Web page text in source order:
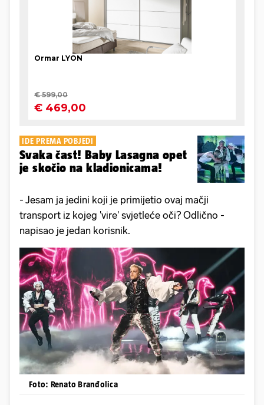
IDE PREMA POBJEDI
Svaka čast! Baby Lasagna opet
je skočio na kladionicama!
- Jesam ja jedini koji je primijetio ovaj mačji
transport iz kojeg 'vire' svjetleće oči? Odlično -
napisao je jedan korisnik.
Foto: Renato Branđolica